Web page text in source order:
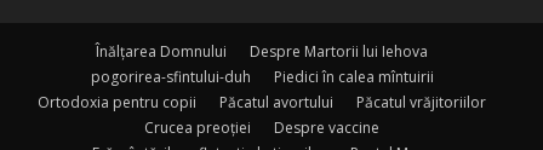
Înălțarea Domnului
Despre Martorii lui Iehova
pogorirea-sfintului-duh
Piedici în calea mîntuirii
Ortodoxia pentru copii
Păcatul avortului
Păcatul vrăjitoriilor
Crucea preoției
Despre vaccine